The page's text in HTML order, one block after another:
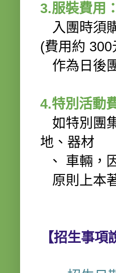
3.服裝費用：
入團時須
(費用約 300
作為日後
4.特別活動
如特別團
地、器材
、 車輛，
原則上本
【招生事項